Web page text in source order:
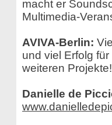
macht er
Multimedia-
AVIVA-Berlin:
und viel Erfolg
weiteren Projekte!
Danielle de